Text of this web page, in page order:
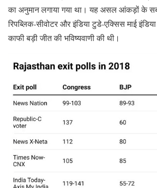
का अनुमान लगाया गया था। यह असल आंकड़ों के
रिपब्लिक-सीवोटर और इंडिया टुडे-एक्सिस माई
काफी बड़ी जीत की भविष्यवाणी की थी।